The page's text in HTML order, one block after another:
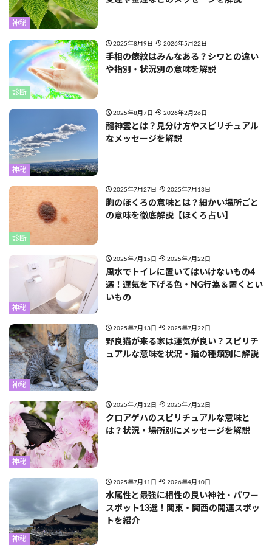
神秘
診断
2025年8月9日 2026年5月22日
手相の俵紋はみんなある？シワとの違い
や指別・状況別の意味を解説
神秘
2025年8月7日 2026年2月26日
龍神雲とは？見分け方やスピリチュアル
なメッセージを解説
診断
2025年7月27日 2025年7月13日
胸のほくろの意味とは？細かい場所ごと
の意味を徹底解説【ほくろ占い】
神秘
2025年7月15日 2025年7月22日
風水でトイレに置いてはいけないもの4
選！運気を下げる色・NG行為＆置くとい
いもの
神秘
2025年7月13日 2025年7月22日
野良猫が来る家は運気が良い？スピリチ
ュアルな意味を状況・猫の種類別に解説
神秘
2025年7月12日 2025年7月22日
クロアゲハのスピリチュアルな意味と
は？状況・場所別にメッセージを解説
神秘
2025年7月11日 2026年4月10日
水属性と最強に相性の良い神社・パワー
スポット13選！関東・関西の開運スポッ
トを紹介